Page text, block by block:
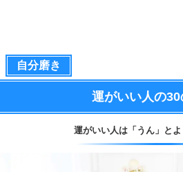
自分磨き
運がいい人の30
運がいい人は 「うん」と